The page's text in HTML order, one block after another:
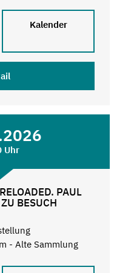
Kalender
Uhr
PAUL
BESUCH
- Alte Sammlung